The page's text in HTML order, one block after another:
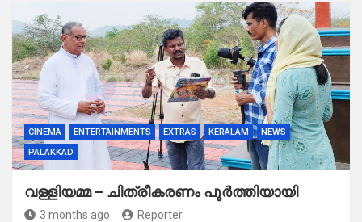
CINEMA ENTERTAINMENTS EXTRAS KERALAM
NEWS
PALAKKAD
വള്ളിയമ്മ – ചിത്രീകരണം പൂർത്തിയായി
3 months ago Reporter